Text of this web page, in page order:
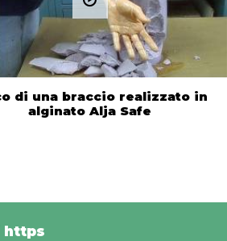
di una braccio realizzato in
alginato Alja Safe
https